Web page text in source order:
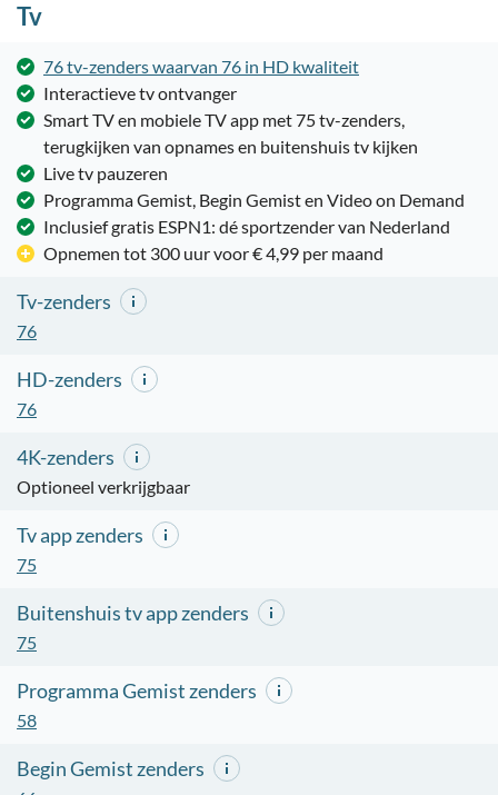
Tv
76 tv-zenders waarvan 76 in HD kwaliteit
Interactieve tv ontvanger
Smart TV en mobiele TV app met 75 tv-zenders,
terugkijken van opnames en buitenshuis tv kijken
Live tv pauzeren
Programma Gemist, Begin Gemist en Video on Demand
Inclusief gratis ESPN1: dé sportzender van Nederland
Opnemen tot 300 uur voor € 4,99 per maand
Tv-zenders
76
HD-zenders
76
4K-zenders
Optioneel verkrijgbaar
Tv app zenders
75
Buitenshuis tv app zenders
75
Programma Gemist zenders
58
Begin Gemist zenders